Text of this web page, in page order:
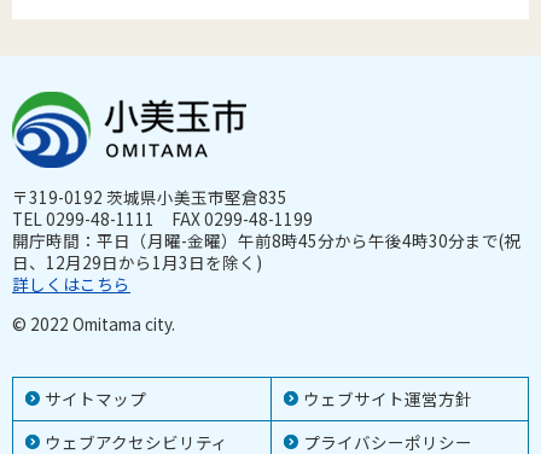
サイトマップ
ウェブサイト運営方針
ウェブアクセシビリティ
プライバシーポリシー
〒319-0192 茨城県小美玉市堅倉835
TEL 0299-48-1111 FAX 0299-48-1199
開庁時間：平日（月曜-金曜）午前8時45分から午後4時30分まで(祝
日、12月29日から1月3日を除く)
詳しくはこちら
© 2022 Omitama city.